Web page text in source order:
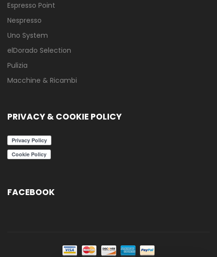
Espresso Point
Nespresso
Uno System
elDorado Selection
Pulizia
Macchine & Ricambi
PRIVACY & COOKIE POLICY
FACEBOOK